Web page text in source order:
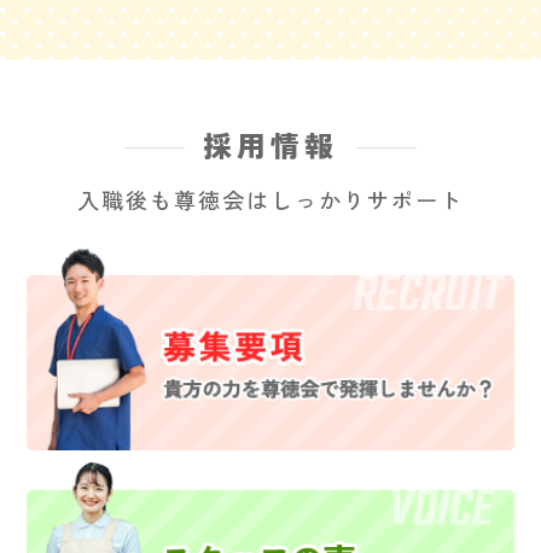
採用情報
入職後も尊徳会はしっかりサポート